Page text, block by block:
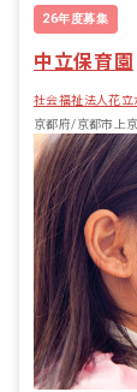
26年度募集
中立保育園
社会福祉法人花立
京都府/京都市上